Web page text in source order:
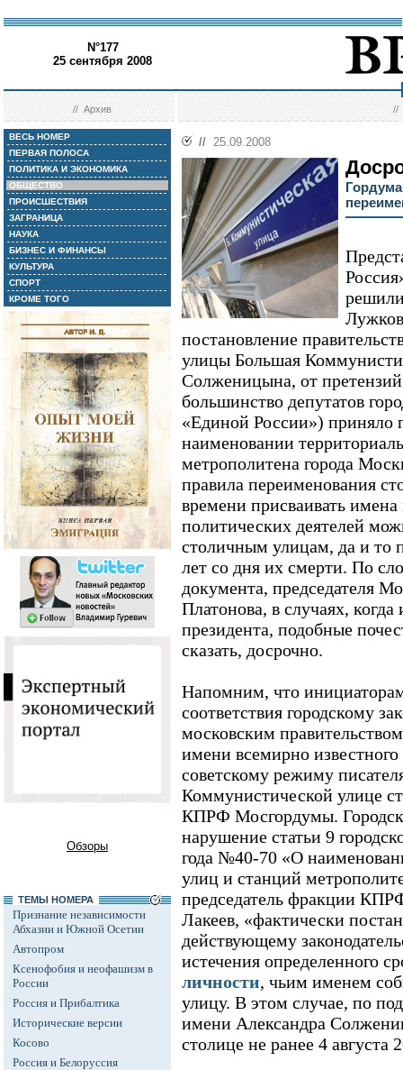
N°177
25 сентября 2008
//Архив //
ВЕСЬ НОМЕР
ПЕРВАЯ ПОЛОСА
ПОЛИТИКА И ЭКОНОМИКА
ОБЩЕСТВО
ПРОИСШЕСТВИЯ
ЗАГРАНИЦА
НАУКА
БИЗНЕС И ФИНАНСЫ
КУЛЬТУРА
СПОРТ
КРОМЕ ТОГО
Обзоры
ТЕМЫ НОМЕРА
Признание независимости
Абхазии и Южной Осетии
Автопром
Ксенофобия и неофашизм в
России
Россия и Прибалтика
Исторические версии
Косово
Россия и Белоруссия
// 25.09.2008
постановление
улицы Большая
Солженицына, от
большинство депутатов
«Единой России») приняло
наименовании
метрополитена города
правила переименования
времени присваивать
политических деятелей
столичным улицам, да и то
лет со дня их смерти. По
документа, председателя
Платонова, в случаях,
президента, подобные
сказать, досрочно.
Напомним, что
соответствия городскому
московским
имени всемирно
советскому режиму
Коммунистической улице
КПРФ Мосгордумы.
нарушение статьи 9
года №40-70 «О
улиц и станций
председатель фракции
Лакеев, «фактически
действующему
истечения определенного
личности, чьим именем
улицу. В этом случае, по
имени Александра
столице не ранее 4 августа